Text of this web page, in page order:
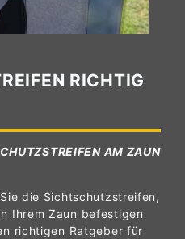
RICHTIG
AM ZAUN
die Sichtschutzstreifen,
Ihrem Zaun befestigen
richtigen Ratgeber für